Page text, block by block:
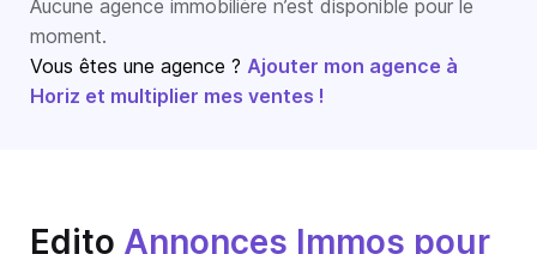
Aucune agence immobilière n’est disponible pour le
moment.
Vous êtes une agence ? Ajouter mon agence à
Horiz et multiplier mes ventes !
Edito Annonces Immos pour